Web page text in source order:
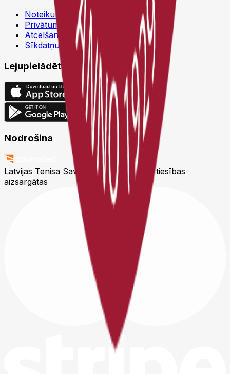
Noteikumi un nosacījumi
Privātuma politika
Atcelšanas politika
Sīkdatņu politika
Lejupielādēt
Nodrošina
Latvijas Tenisa Savienība © 2026 Visas tiesības
aizsargātas